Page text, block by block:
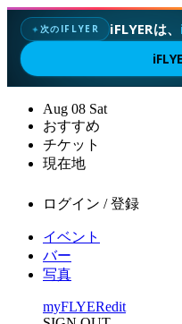
✦次のIFLYER iFLYERは、
Aug 08 Sat
おすすめ
チケット
現在地
ログイン / 登録
イベント
バー
写真
myFLYERedit